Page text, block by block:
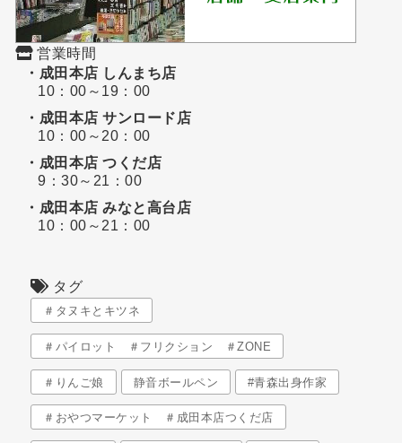
営業時間
・成田本店 しんまち店
10：00～19：00
・成田本店 サンロード店
10：00～20：00
・成田本店 つくだ店
9：30～21：00
・成田本店 みなと高台店
10：00～21：00
タグ
＃タヌキとキツネ
＃パイロット ＃フリクション ＃ZONE
＃りんご娘 静音ボールペン #青森出身作家
＃おやつマーケット ＃成田本店つくだ店